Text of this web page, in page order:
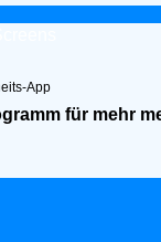
App
für mehr